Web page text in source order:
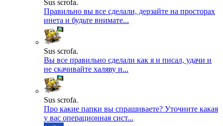
Sus scrofa.
Правильно вы все сделали, дерзайте на просторах
инета и будьте внимате...
Sus scrofa.
Вы все правильно сделали как я и писал, удачи и
не скачивайте халяву и...
Sus scrofa.
Про какие папки вы спрашиваете? Уточните какая
у вас операционная сист...